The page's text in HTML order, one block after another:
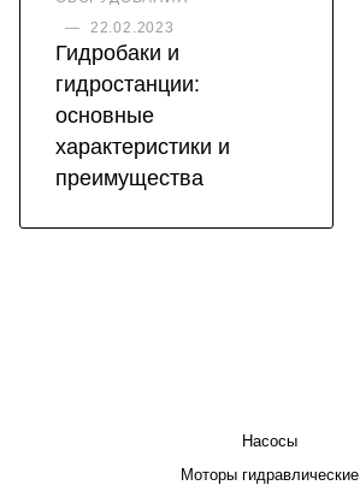
—
22.02.2023
Гидробаки и
гидростанции:
основные
характеристики и
преимущества
Насосы
Моторы гидравлические